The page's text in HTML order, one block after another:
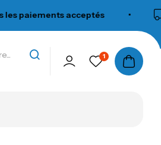
paiements acceptés
1